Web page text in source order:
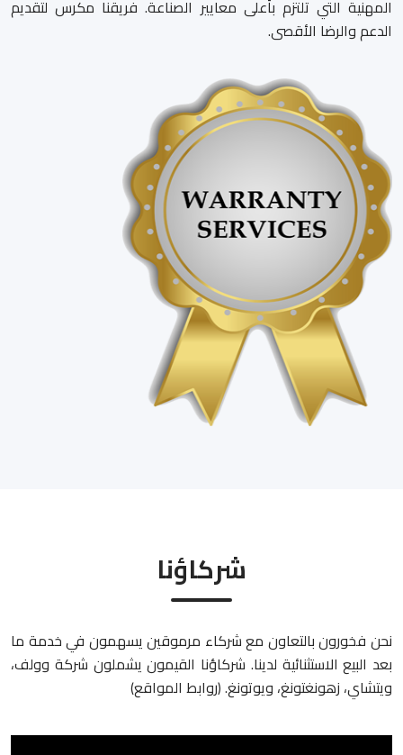
المهنية التي تلتزم بأعلى معايير الصناعة. فريقنا مكرس لتقديم
الدعم والرضا الأقصى.
شركاؤنا
نحن فخورون بالتعاون مع شركاء مرموقين يسهمون في خدمة ما
بعد البيع الاستثنائية لدينا. شركاؤنا القيمون يشملون شركة وولف،
ويتشاي، زهونغتونغ، ويوتونغ. (روابط المواقع)